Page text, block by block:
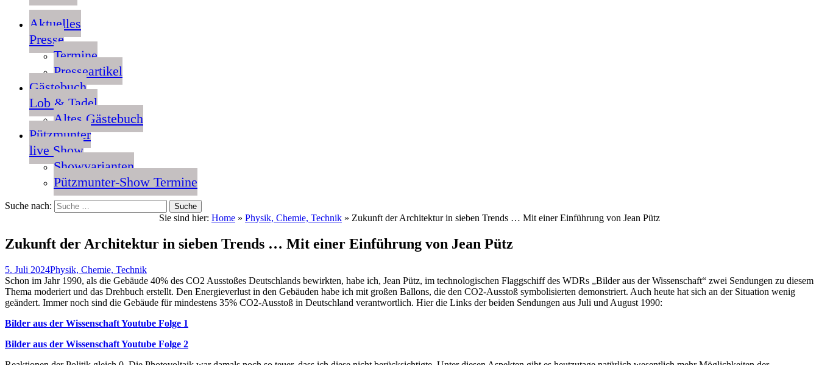
Aktuelles
Presse
Termine
Presseartikel
Gästebuch
Lob & Tadel
Altes Gästebuch
Pützmunter
live Show
Showvarianten
Pützmunter-Show Termine
Suche nach:
Sie sind hier: Home » Physik, Chemie, Technik » Zukunft der Architektur in sieben Trends … Mit einer Einführung von Jean Pütz
Zukunft der Architektur in sieben Trends … Mit einer Einführung von Jean Pütz
5. Juli 2024Physik, Chemie, Technik
Schon im Jahr 1990, als die Gebäude 40% des CO2 Ausstoßes Deutschlands bewirkten, habe ich, Jean Pütz, im technologischen Flaggschiff des WDRs „Bilder aus der Wissenschaft“ zwei Sendungen zu diesem
Thema moderiert und das Drehbuch erstellt. Den Energieverlust in den Gebäuden habe ich mit großen Ballons, die den CO2-Ausstoß symbolisierten demonstriert. Auch heute hat sich an der Situation wenig
geändert. Immer noch sind die Gebäude für mindestens 35% CO2-Ausstoß in Deutschland verantwortlich. Hier die Links der beiden Sendungen aus Juli und August 1990:
Bilder aus der Wissenschaft Youtube Folge 1
Bilder aus der Wissenschaft Youtube Folge 2